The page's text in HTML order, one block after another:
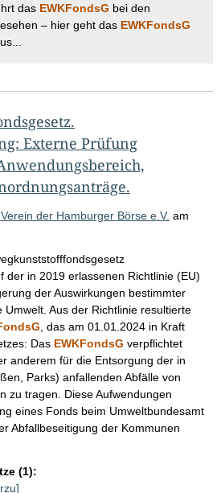
das EWKFondsG bei den
– hier geht das EWKFondsG
Externe Prüfung
der Hamburger Börse e.V. am
der in 2019 erlassenen Richtlinie (EU)
der Auswirkungen bestimmter
Umwelt. Aus der Richtlinie resultierte
, das am 01.01.2024 in Kraft
Das EWKFondsG verpflichtet
anderem für die Entsorgung der in
Parks) anfallenden Abfälle von
zu tragen. Diese Aufwendungen
eines Fonds beim Umweltbundesamt
Abfallbeseitigung der Kommunen
(1):